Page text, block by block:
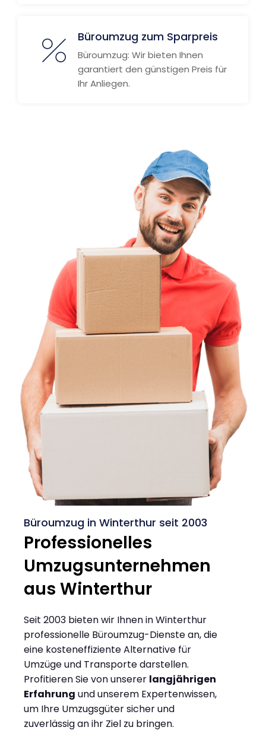
Büroumzug zum Sparpreis
Büroumzug: Wir bieten Ihnen
garantiert den günstigen Preis für
Ihr Anliegen.
Büroumzug in Winterthur seit 2003
Professionelles
Umzugsunternehmen
aus Winterthur
Seit 2003 bieten wir Ihnen in Winterthur
professionelle Büroumzug-Dienste an, die
eine kosteneffiziente Alternative für
Umzüge und Transporte darstellen.
Profitieren Sie von unserer langjährigen
Erfahrung und unserem Expertenwissen,
um Ihre Umzugsgüter sicher und
zuverlässig an ihr Ziel zu bringen.